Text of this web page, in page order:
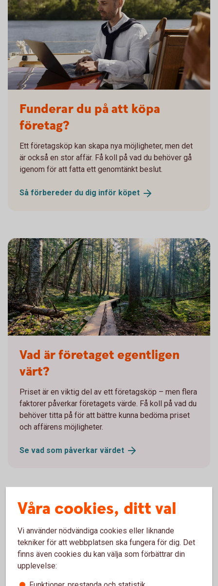
Funderar du på att köpa
företag?
Ett företagsköp kan skapa nya möjligheter, men det
är också en stor affär. Få koll på vad du behöver gå
igenom för att fatta ett genomtänkt beslut.
Så förbereder du dig inför köpet
Vad är företaget egentligen
värt?
Priset är en viktig del av ett företagsköp – men flera
faktorer påverkar företagets värde. Få koll på vad du
behöver titta på för att bättre kunna bedöma priset
och affärens möjligheter.
Se vad som påverkar värdet
Våra cookies, ditt val
Vi använder nödvändiga cookies eller liknande
tekniker för att webbplatsen ska fungera för dig. Det
finns även cookies du kan välja som förbättrar din
upplevelse: